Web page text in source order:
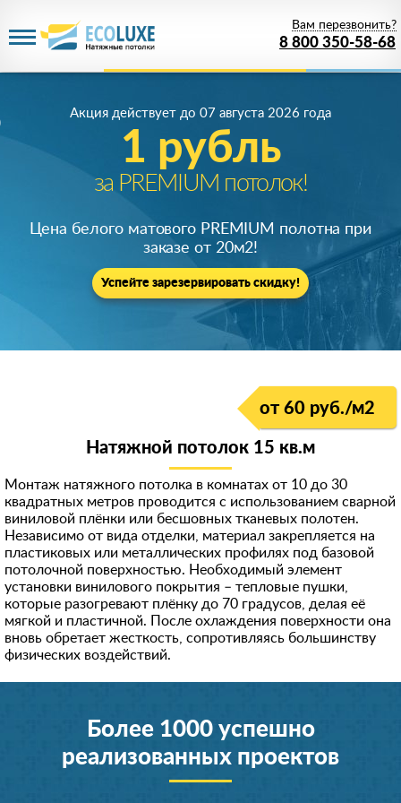
8 800 350-58-68
Вам перезвонить?
1 рубль
за PREMIUM потолок!
Акция действует до 07 августа 2026 года
Цена белого матового PREMIUM полотна при
заказе от 20м2!
Успейте зарезервировать скидку!
от 60 руб./м2
Натяжной потолок 15 кв.м
Монтаж натяжного потолка в комнатах от 10 до 30
квадратных метров проводится с использованием сварной
виниловой плёнки или бесшовных тканевых полотен.
Независимо от вида отделки, материал закрепляется на
пластиковых или металлических профилях под базовой
потолочной поверхностью. Необходимый элемент
установки винилового покрытия – тепловые пушки,
которые разогревают плёнку до 70 градусов, делая её
мягкой и пластичной. После охлаждения поверхности она
вновь обретает жесткость, сопротивляясь большинству
физических воздействий.
Более 1000 успешно
реализованных проектов